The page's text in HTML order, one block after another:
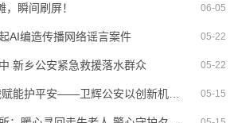
，瞬间刷屏！ 06-05
AI编造传播网络谣言案件 05-22
新乡公安紧急救援落水群众 05-22
05-15